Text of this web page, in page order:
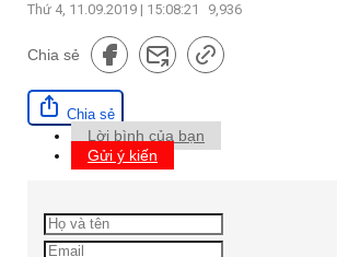
Thứ 4, 11.09.2019 | 15:08:21 9,936
Chia sẻ
Chia sẻ
Lời bình của bạn
Gửi ý kiến